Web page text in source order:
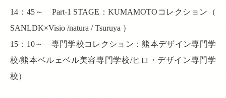
14：45～ Part-1 STAGE：KUMAMOTOコレクション（
SANLDK×Visio /natura / Tsuruya ）
15：10～ 専門学校コレクション：熊本デザイン専門学
校/熊本ベルェベル美容専門学校/ヒロ・デザイン専門学
校）